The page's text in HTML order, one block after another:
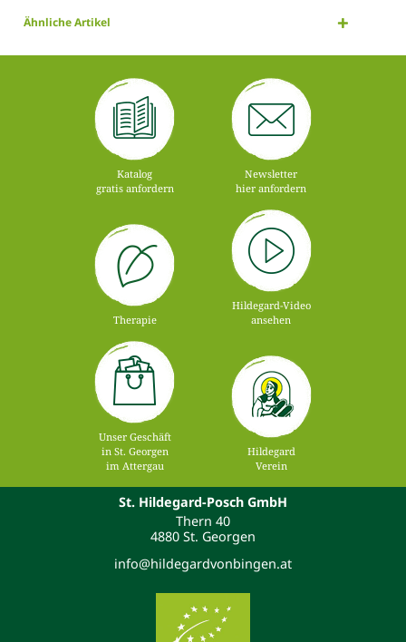
Ähnliche Artikel
Katalog
gratis anfordern
Newsletter
hier anfordern
Therapie
Hildegard-Video
ansehen
Unser Geschäft
in St. Georgen
im Attergau
Hildegard
Verein
St. Hildegard-Posch GmbH
Thern 40
4880 St. Georgen
info@hildegardvonbingen.at